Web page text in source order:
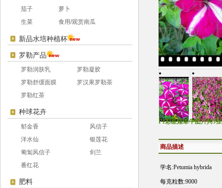
茄子
萝卜
生菜
食用/观赏南瓜
新品水培种植杯
罗勒产品
罗勒润肤乳
罗勒凝胶
罗勒舒缓面膜
罗汉果罗勒茶
罗勒红茶
种球花卉
郁金香
风信子
洋水仙
银莲花
匍匐风信子
剑兰
番红花
肥料
F1彩星矮牵牛图片共3张
商品描述
学名:Petumia hybrida
每克粒数:9000